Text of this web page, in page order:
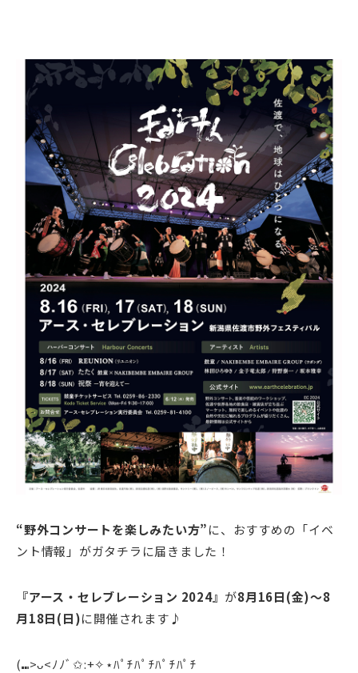
“野外コンサートを楽しみたい方”に、おすすめの「イベ
ント情報」がガタチラに届きました！
『アース・セレブレーション 2024』 が8月16日(金)～8
月18日(日)に開催されます♪
(⑉>ᴗ<ﾉﾉﾞ✩:+✧︎⋆ﾊﾟﾁﾊﾟﾁﾊﾟﾁﾊﾟﾁ